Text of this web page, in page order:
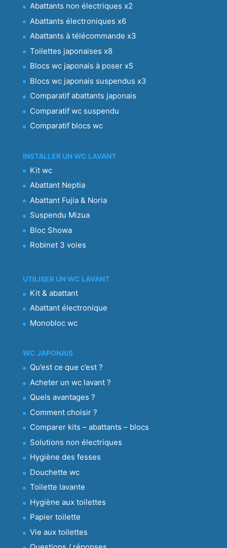
Abattants non électriques x2
Abattants électroniques x6
Abattants à télécommande x3
Toilettes japonaises x8
Blocs wc japonais à poser x5
Blocs wc japonais suspendus x3
Comparatif abattants japonais
Comparatif wc suspendu
Comparatif blocs wc
INSTALLER UN WC LAVANT
Kit wc
Abattant Neptia
Abattant Fujia & Noria
Suspendu Mizua
Bloc Showa
Robinet 3 voies
UTILISER UN WC LAVANT
Kit & abattant
Abattant électronique
Monobloc wc
WC JAPONAIS
Qu’est ce que c’est ?
Acheter un wc lavant ?
Quels avantages ?
Comment choisir ?
Comparer kits – abattants – blocs
Solutions non électriques
Hygiène des fesses
Douchette wc
Toilette lavante
Hygiène aux toilettes
Papier toilette
Vie aux toilettes